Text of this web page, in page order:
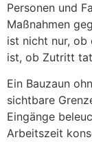
Personen und
Maßnahmen
ist nicht nur, ob
ist, ob Zutritt
Ein Bauzaun
sichtbare
Eingänge
Arbeitszeit